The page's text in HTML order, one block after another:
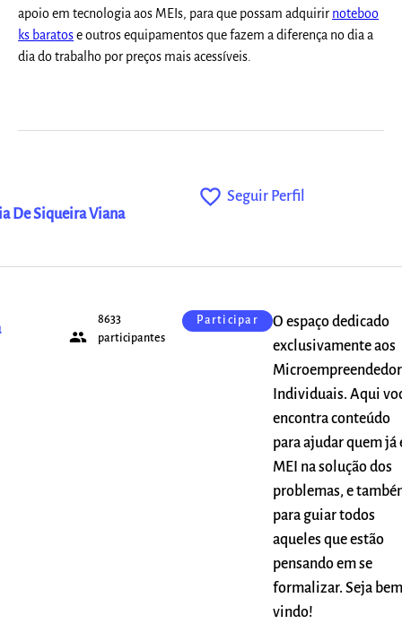
apoio em tecnologia aos MEIs, para que possam adquirir noteboo
ks baratose outros equipamentos que fazem a diferença no dia a
dia do trabalho por preços mais acessíveis.
De Siqueira Viana
favorite_outline Seguir Perfil
people
8633
participantes
Participar
O espaço dedicado
exclusivamente aos
Individuais. Aqui
encontra conteúdo
para ajudar quem já
MEI na solução dos
problemas, e
para guiar todos
aqueles que estão
pensando em se
formalizar. Seja bem
vindo!